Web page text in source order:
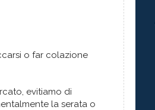
o far colazione
evitiamo di
la serata o